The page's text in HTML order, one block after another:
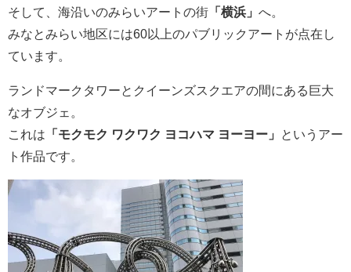
そして、海沿いのみらいアートの街 「横浜」 へ。
みなとみらい地区には60以上のパブリックアートが点在し
ています。
ランドマークタワーとクイーンズスクエアの間にある巨大
なオブジェ。
これは 「モクモク ワクワク ヨコハマ ヨーヨー」
というアー
ト作品です。